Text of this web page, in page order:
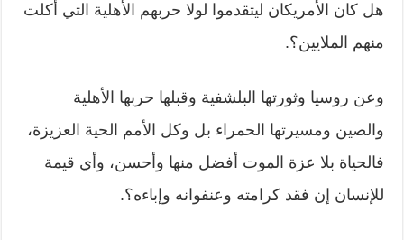
هل كان الأمريكان ليتقدموا لولا حربهم الأهلية التي أكلت
منهم الملايين؟.
وعن روسيا وثورتها البلشفية وقبلها حربها الأهلية
والصين ومسيرتها الحمراء بل وكل الأمم الحية العزيزة،
فالحياة بلا عزة الموت أفضل منها وأحسن، وأي قيمة
للإنسان إن فقد كرامته وعنفوانه وإباءه؟.